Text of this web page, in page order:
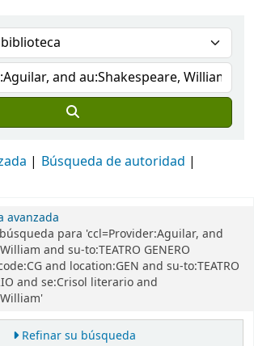
Búsqueda de autoridad
avanzada
para 'ccl=Provider:Aguilar, and
and su-to:TEATRO GENERO
and location:GEN and su-to:TEATRO
and se:Crisol literario and
Refinar su búsqueda